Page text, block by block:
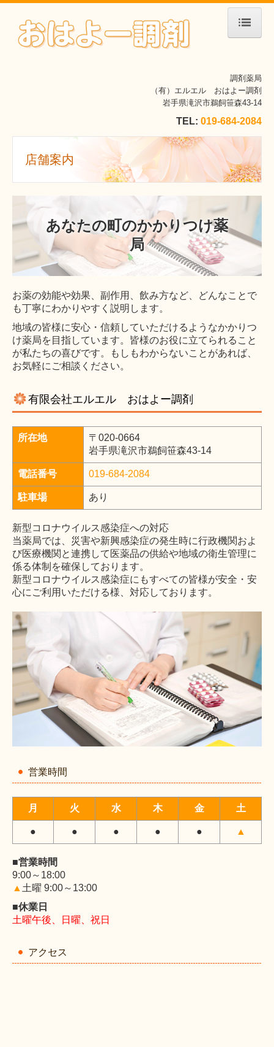
店舗案内
処方箋の受付
調剤薬局
（有）エルエル おはよー調剤
岩手県滝沢市鵜飼笹森43-14
TEL: 019-684-2084
店舗案内
あなたの町のかかりつけ薬
局
お薬の効能や効果、副作用、飲み方など、どんなことで
も丁寧にわかりやすく説明します。
地域の皆様に安心・信頼していただけるようなかかりつ
け薬局を目指しています。皆様のお役に立てられること
が私たちの喜びです。もしもわからないことがあれば、
お気軽にご相談ください。
有限会社エルエル おはよー調剤
所在地
〒020-0664
岩手県滝沢市鵜飼笹森43-14
電話番号 019-684-2084
駐車場 あり
新型コロナウイルス感染症への対応
当薬局では、災害や新興感染症の発生時に行政機関およ
び医療機関と連携して医薬品の供給や地域の衛生管理に
係る体制を確保しております。
新型コロナウイルス感染症にもすべての皆様が安全・安
心にご利用いただける様、対応しております。
営業時間
月 火 水 木 金 土
● ● ● ● ● ▲
■営業時間
9:00～18:00
▲土曜 9:00～13:00
■休業日
土曜午後、日曜、祝日
アクセス